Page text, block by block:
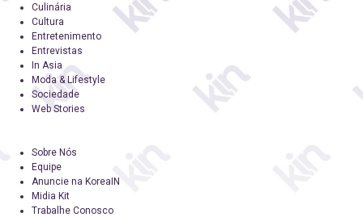
Culinária
Cultura
Entretenimento
Entrevistas
In Asia
Moda & Lifestyle
Sociedade
Web Stories
Sobre Nós
Equipe
Anuncie na KoreaIN
Midia Kit
Trabalhe Conosco